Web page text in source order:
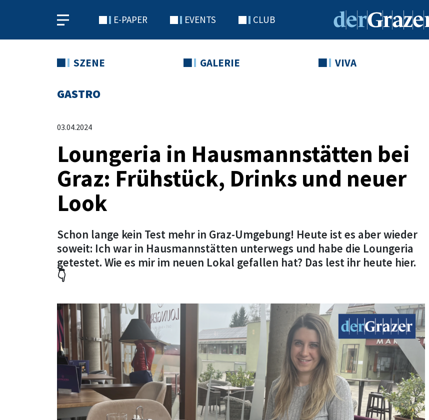
E-PAPER EVENTS CLUB
SZENE GALERIE VIVA
GASTRO
03.04.2024
Loungeria in Hausmannstätten bei
Graz: Frühstück, Drinks und neuer
Look
Schon lange kein Test mehr in Graz-Umgebung! Heute ist es aber wieder
soweit: Ich war in Hausmannstätten unterwegs und habe die Loungeria
getestet. Wie es mir im neuen Lokal gefallen hat? Das lest ihr heute hier.
👇